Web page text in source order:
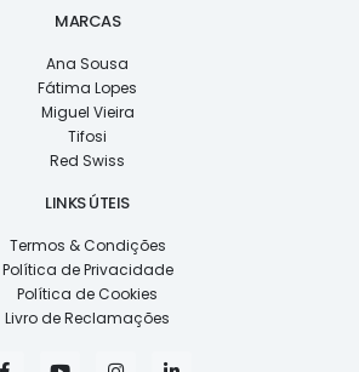
MARCAS
Ana Sousa
Fátima Lopes
Miguel Vieira
Tifosi
Red Swiss
LINKS ÚTEIS
Termos & Condições
Política de Privacidade
Política de Cookies
Livro de Reclamações
F Y I